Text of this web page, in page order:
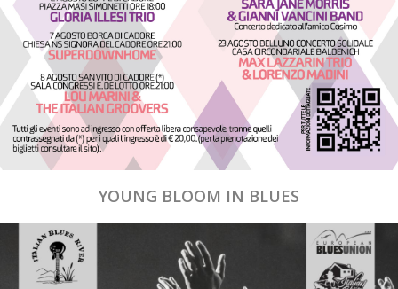
YOUNG BLOOM IN BLUES